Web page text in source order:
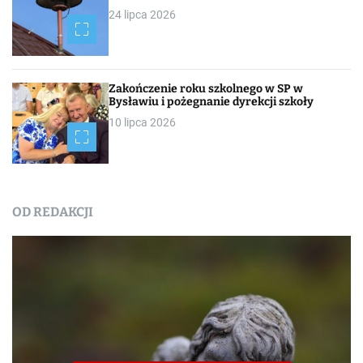
24 lipca 2026
Zakończenie roku szkolnego w SP w
Bysławiu i pożegnanie dyrekcji szkoły
10 lipca 2026
OD REDAKCJI
Podróże małe i duże.
przyrodniczo-